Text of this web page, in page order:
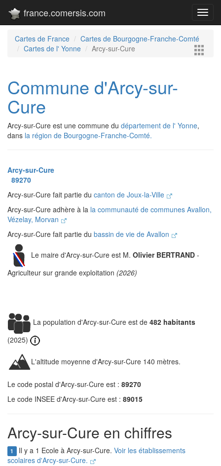
france.comersis.com
Cartes de France
Cartes de Bourgogne-Franche-Comté
Cartes de l' Yonne
Arcy-sur-Cure
Commune d'Arcy-sur-
Cure
Arcy-sur-Cure est une commune du département de l' Yonne,
dans la région de Bourgogne-Franche-Comté.
Arcy-sur-Cure
89270
Arcy-sur-Cure fait partie du canton de Joux-la-Ville
Arcy-sur-Cure adhère à la la communauté de communes Avallon,
Vézelay, Morvan
Arcy-sur-Cure fait partie du bassin de vie de Avallon
Le maire d'Arcy-sur-Cure est M. Olivier BERTRAND -
Agriculteur sur grande exploitation (2026)
La population d'Arcy-sur-Cure est de 482 habitants
(2025)
L'altitude moyenne d'Arcy-sur-Cure 140 mètres.
Le code postal d'Arcy-sur-Cure est : 89270
Le code INSEE d'Arcy-sur-Cure est : 89015
Arcy-sur-Cure en chiffres
1 Il y a 1 Ecole à Arcy-sur-Cure. Voir les établissements
scolaires d'Arcy-sur-Cure.